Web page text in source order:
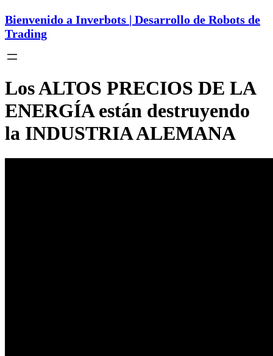
Bienvenido a Inverbots | Desarrollo de Robots de
Trading
Los ALTOS PRECIOS DE LA
ENERGÍA están destruyendo
la INDUSTRIA ALEMANA